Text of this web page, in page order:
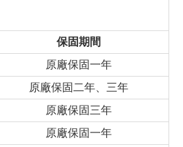
保固期間
原廠保固一年
原廠保固二年、三年
原廠保固三年
原廠保固一年